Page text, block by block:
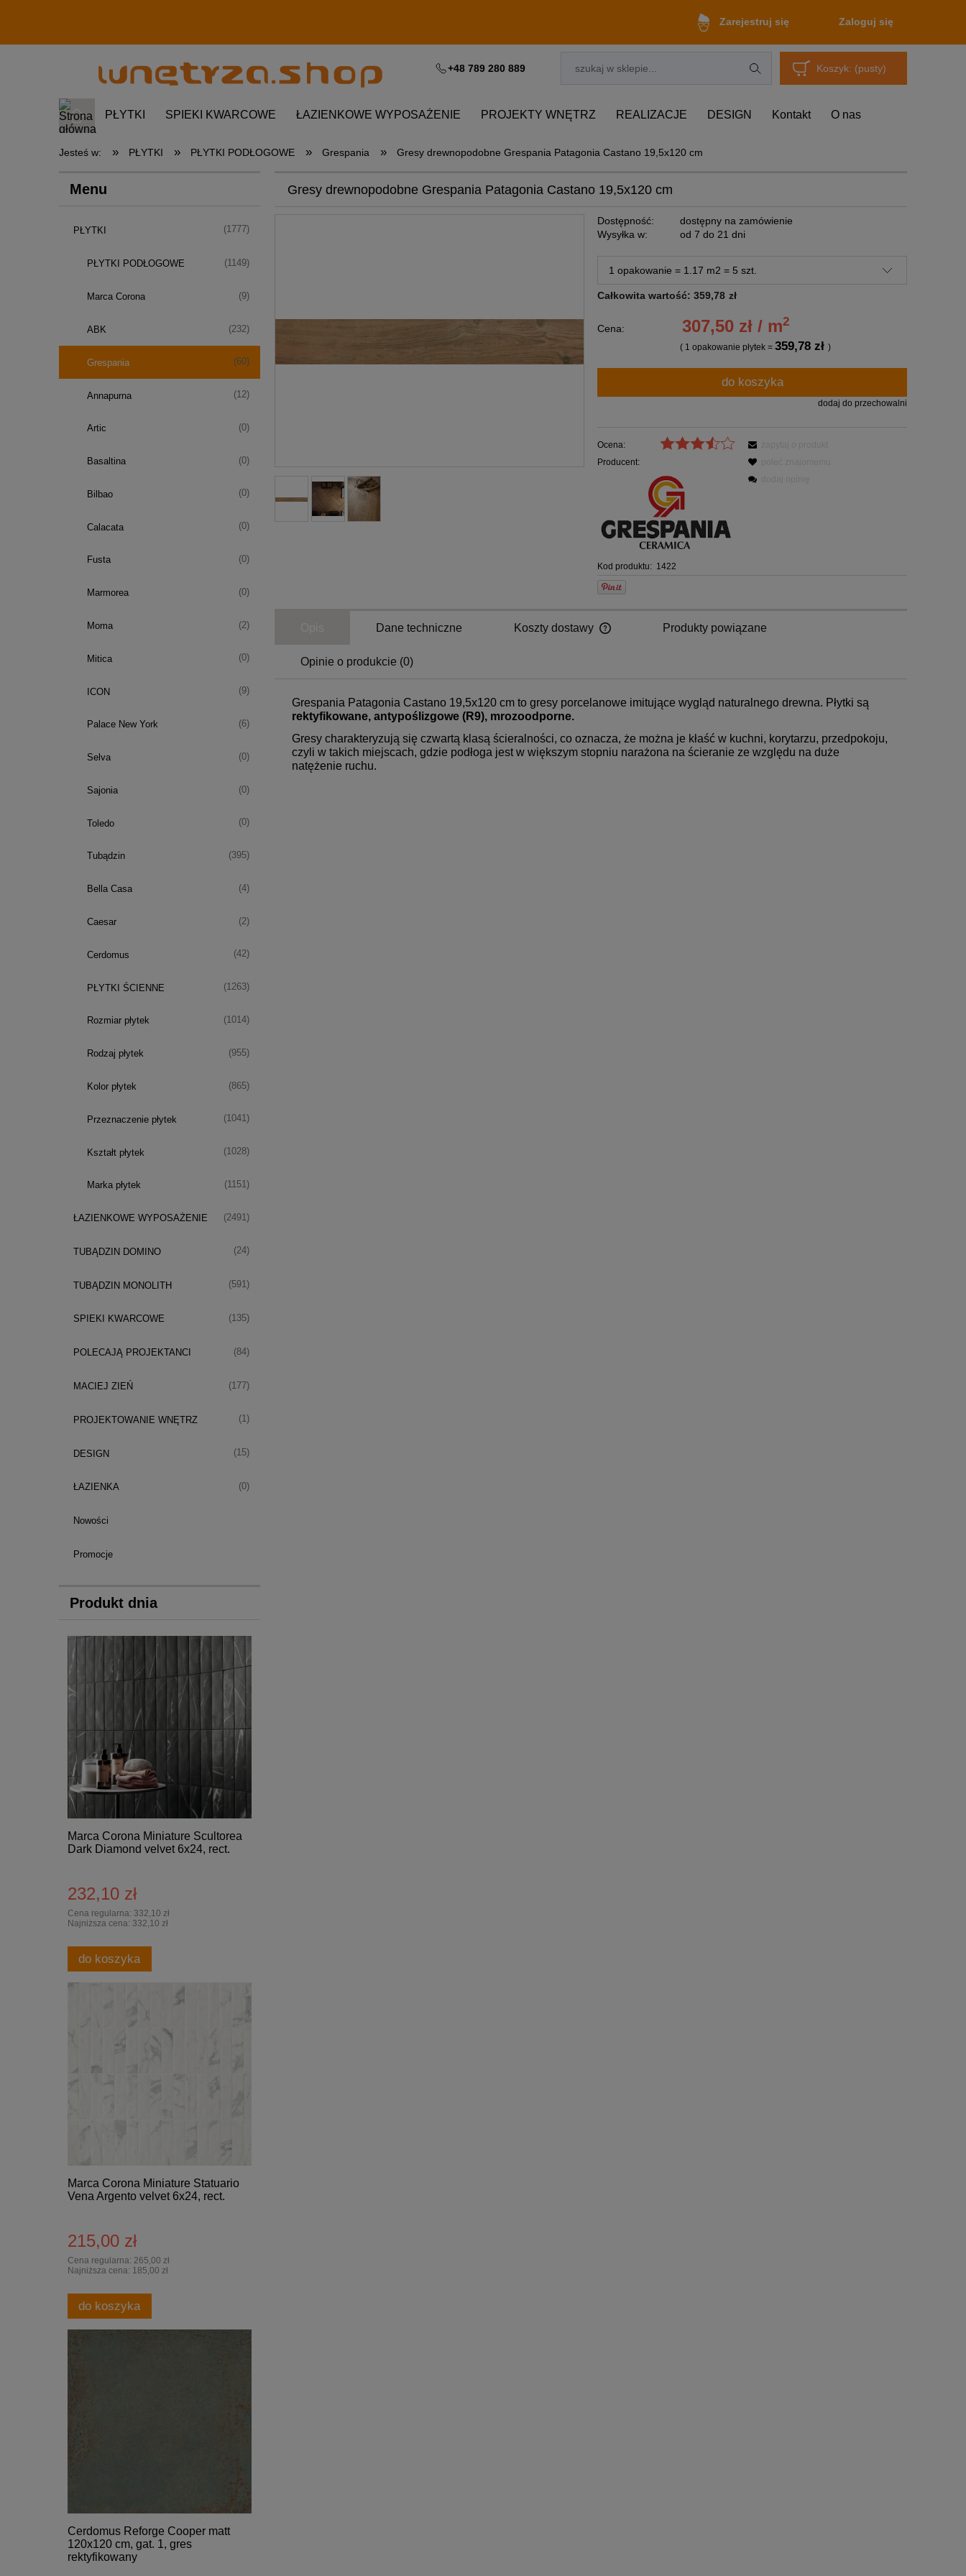
Zarejestruj się Zaloguj się
Koszyk: (pusty)
+48 789 280 889
PŁYTKI SPIEKI KWARCOWE ŁAZIENKOWE WYPOSAŻENIE PROJEKTY WNĘTRZ REALIZACJE DESIGN Kontakt O nas
Jesteś w: » PŁYTKI » PŁYTKI PODŁOGOWE » Grespania » Gresy drewnopodobne Grespania Patagonia Castano 19,5x120 cm
Menu
PŁYTKI (1777)
PŁYTKI PODŁOGOWE (1149)
Marca Corona (9)
ABK (232)
Grespania (60)
Annapurna (12)
Artic (0)
Basaltina (0)
Bilbao (0)
Calacata (0)
Fusta (0)
Marmorea (0)
Moma (2)
Mitica (0)
ICON (9)
Palace New York (6)
Selva (0)
Sajonia (0)
Toledo (0)
Tubądzin (395)
Bella Casa (4)
Caesar (2)
Cerdomus (42)
PŁYTKI ŚCIENNE (1263)
Rozmiar płytek (1014)
Rodzaj płytek (955)
Kolor płytek (865)
Przeznaczenie płytek (1041)
Kształt płytek (1028)
Marka płytek (1151)
ŁAZIENKOWE WYPOSAŻENIE (2491)
TUBĄDZIN DOMINO (24)
TUBĄDZIN MONOLITH (591)
SPIEKI KWARCOWE (135)
POLECAJĄ PROJEKTANCI (84)
MACIEJ ZIEŃ (177)
PROJEKTOWANIE WNĘTRZ (1)
DESIGN (15)
ŁAZIENKA (0)
Nowości
Promocje
Produkt dnia
Marca Corona Miniature Scultorea
Dark Diamond velvet 6x24, rect.
232,10 zł
Cena regularna: 332,10 zł
Najniższa cena: 332,10 zł
do koszyka
Marca Corona Miniature Statuario
Vena Argento velvet 6x24, rect.
215,00 zł
Cena regularna: 265,00 zł
Najniższa cena: 185,00 zł
do koszyka
Cerdomus Reforge Cooper matt
120x120 cm, gat. 1, gres
rektyfikowany
Gresy drewnopodobne Grespania Patagonia Castano 19,5x120 cm
Dostępność:
dostępny na zamówienie
Wysyłka w:
od 7 do 21 dni
Całkowita wartość: 359,78 zł
Cena: 307,50 zł / m2
( 1opakowanie płytek =359,78 zł)
do koszyka
dodaj do przechowalni
Ocena:
Producent:
Kod produktu: 1422
Dane techniczne Koszty dostawy Produkty powiązane
Opinie o produkcie (0)
Grespania Patagonia Castano 19,5x120 cm to gresy porcelanowe imitujące wygląd naturalnego drewna. Płytki są
rektyfikowane, antypoślizgowe (R9), mrozoodporne.
Gresy charakteryzują się czwartą klasą ścieralności, co oznacza, że można je kłaść w kuchni, korytarzu, przedpokoju,
czyli w takich miejscach, gdzie podłoga jest w większym stopniu narażona na ścieranie ze względu na duże
natężenie ruchu.